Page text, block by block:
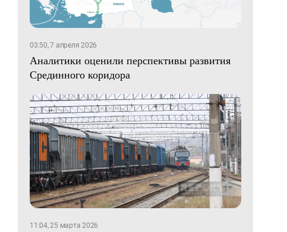
03:50, 7 апреля 2026
Аналитики оценили перспективы развития
Срединного коридора
11:04, 25 марта 2026